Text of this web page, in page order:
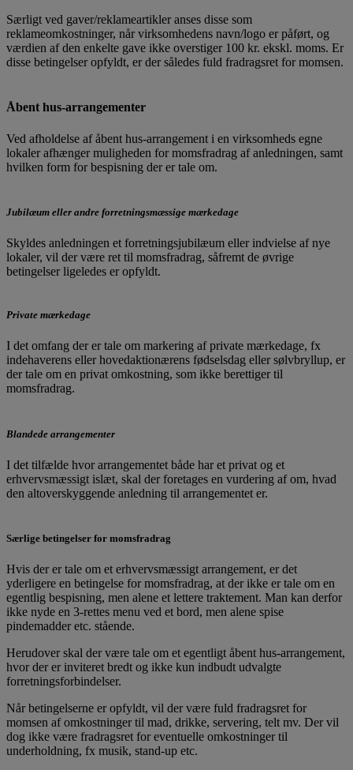
Særligt ved gaver/reklameartikler anses disse som
reklameomkostninger, når virksomhedens navn/logo er påført, og
værdien af den enkelte gave ikke overstiger 100 kr. ekskl. moms. Er
disse betingelser opfyldt, er der således fuld fradragsret for momsen.
Åbent hus-arrangementer
Ved afholdelse af åbent hus-arrangement i en virksomheds egne
lokaler afhænger muligheden for momsfradrag af anledningen, samt
hvilken form for bespisning der er tale om.
Jubilæum eller andre forretningsmæssige mærkedage
Skyldes anledningen et forretningsjubilæum eller indvielse af nye
lokaler, vil der være ret til momsfradrag, såfremt de øvrige
betingelser ligeledes er opfyldt.
Private mærkedage
I det omfang der er tale om markering af private mærkedage, fx
indehaverens eller hovedaktionærens fødselsdag eller sølvbryllup, er
der tale om en privat omkostning, som ikke berettiger til
momsfradrag.
Blandede arrangementer
I det tilfælde hvor arrangementet både har et privat og et
erhvervsmæssigt islæt, skal der foretages en vurdering af om, hvad
den altoverskyggende anledning til arrangementet er.
Særlige betingelser for momsfradrag
Hvis der er tale om et erhvervsmæssigt arrangement, er det
yderligere en betingelse for momsfradrag, at der ikke er tale om en
egentlig bespisning, men alene et lettere traktement. Man kan derfor
ikke nyde en 3-rettes menu ved et bord, men alene spise
pindemadder etc. stående.
Herudover skal der være tale om et egentligt åbent hus-arrangement,
hvor der er inviteret bredt og ikke kun indbudt udvalgte
forretningsforbindelser.
Når betingelserne er opfyldt, vil der være fuld fradragsret for
momsen af omkostninger til mad, drikke, servering, telt mv. Der vil
dog ikke være fradragsret for eventuelle omkostninger til
underholdning, fx musik, stand-up etc.